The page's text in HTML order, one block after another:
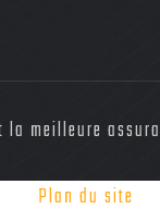
la meilleure
Plan du site